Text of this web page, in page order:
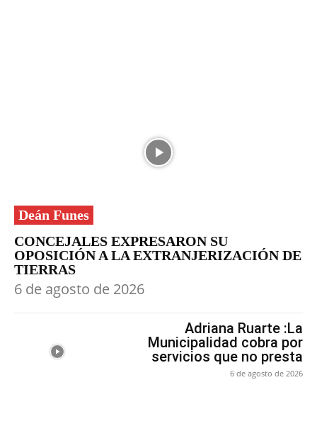
Deán Funes
CONCEJALES EXPRESARON SU
OPOSICIÓN A LA EXTRANJERIZACIÓN DE
TIERRAS
6 de agosto de 2026
Adriana Ruarte :La
Municipalidad cobra por
servicios que no presta
6 de agosto de 2026